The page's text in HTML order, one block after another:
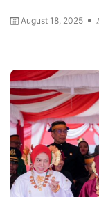
August 18, 2025